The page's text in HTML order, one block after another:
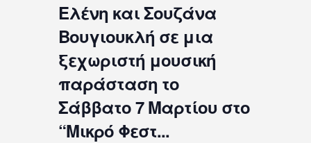
Ελένη και Σουζάνα
Βουγιουκλή σε μια
ξεχωριστή μουσική
παράσταση το
Σάββατο 7 Μαρτίου στο
“Μικρό Φεστ...